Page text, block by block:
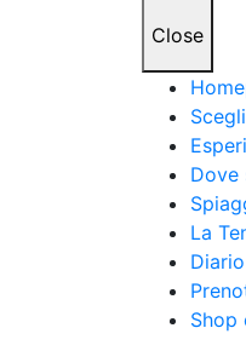
Close
Dove
La
Diario
Shop